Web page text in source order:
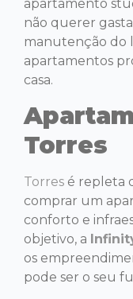
apartamento
não querer
manutenção do
apartamentos
casa.
Torres
Torres é repleta
comprar um
conforto e
objetivo, a
os
pode ser o seu